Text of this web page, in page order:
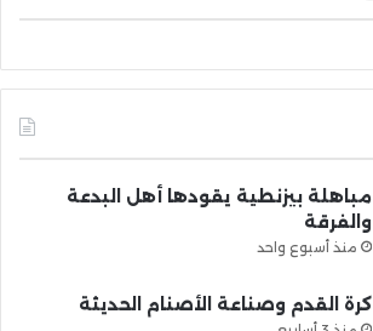
مباهلة بيزنطية يقودها أهل البدعة
والفرقة
منذ أسبوع واحد
كرة القدم وصناعة الأصنام الحديثة